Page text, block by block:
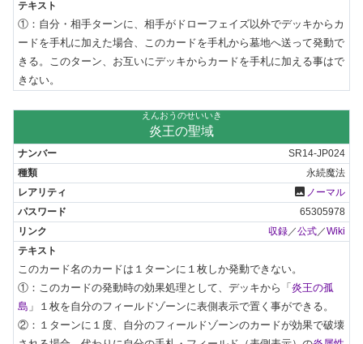
①：自分・相手ターンに、相手がドローフェイズ以外でデッキからカ
ードを手札に加えた場合、このカードを手札から墓地へ送って発動で
きる。このターン、お互いにデッキからカードを手札に加える事はで
きない。
えんおうのせいいき
炎王の聖域
SR14-JP024
永続魔法
photo ノーマル
65305978
収録 ／公式 ／Wiki
このカード名のカードは１ターンに１枚しか発動できない。
①：このカードの発動時の効果処理として、デッキから「 炎王の孤
島 」１枚を自分のフィールドゾーンに表側表示で置く事ができる。
②：１ターンに１度、自分のフィールドゾーンのカードが効果で破壊